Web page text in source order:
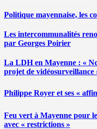
Politique mayennaise, les
Les intercommunalités
par Georges Poirier
La LDH en Mayenne : «
projet de vidéosurveillance
Philippe Royer et ses «
Feu vert à Mayenne pour
avec « restrictions »